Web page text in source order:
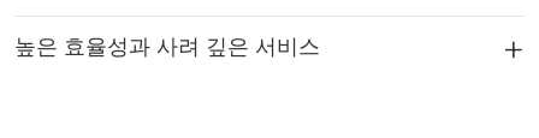
높은 효율성과 사려 깊은 서비스